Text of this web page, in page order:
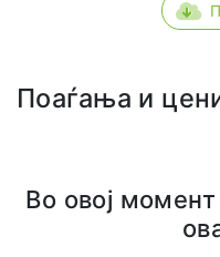
Поаѓања и
Во овој